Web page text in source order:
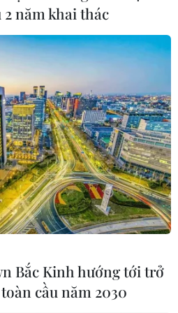
USD gian lận trong thời
tỷ USD mỗi năm vì Hội
dài
khả năng bảo vệ cơ thể
kéo dài
năm khai thác
Bắc Kinh hướng tới trở
cầu năm 2030